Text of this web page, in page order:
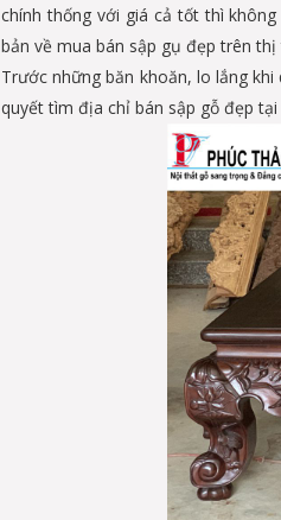
chính thống với giá cả tốt thì
bản về mua bán sập gụ đẹp trên
Trước những băn khoăn, lo lắng
quyết tìm địa chỉ bán sập gỗ đẹp